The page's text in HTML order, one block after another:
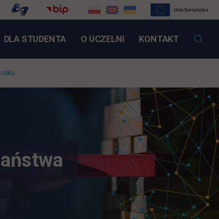
OTWIERA SIĘ W NOWEJ KARCIE
DLA STUDENTA O UCZELNI KONTAKT